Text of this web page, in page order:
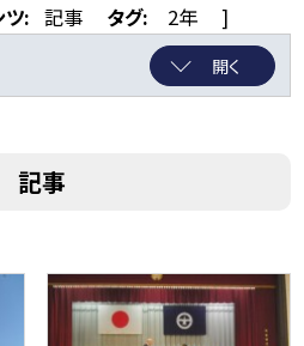
ツ: 記事 タグ: 2年 ]
開く
記事